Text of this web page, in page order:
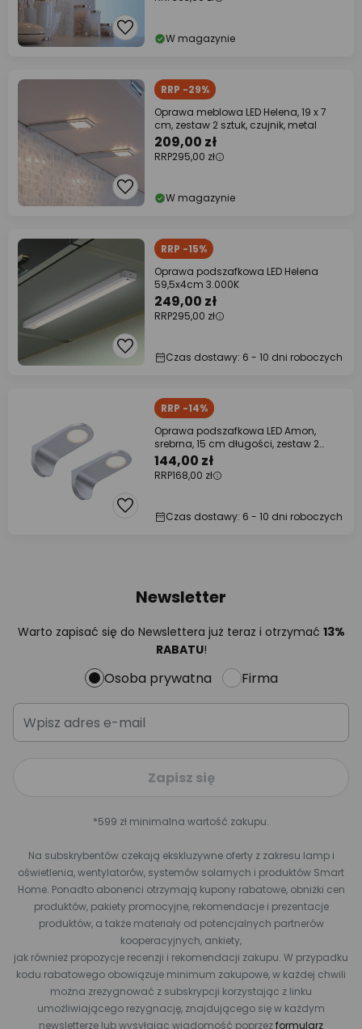
W magazynie
RRP -29%
Oprawa meblowa LED Helena, 19 x 7
cm, zestaw 2 sztuk, czujnik, metal
209,00 zł
RRP295,00 zł
W magazynie
RRP -15%
Oprawa podszafkowa LED Helena
59,5x4cm 3.000K
249,00 zł
RRP295,00 zł
Czas dostawy: 6 - 10 dni roboczych
RRP -14%
Oprawa podszafkowa LED Amon,
srebrna, 15 cm długości, zestaw 2
sztuk, ściemniana
144,00 zł
RRP168,00 zł
Czas dostawy: 6 - 10 dni roboczych
Newsletter
Warto zapisać się do Newslettera już teraz i otrzymać 13%
RABATU!
Osoba prywatna Firma
Zapisz się
*599 zł minimalna wartość zakupu.
Na subskrybentów czekają ekskluzywne oferty z zakresu lamp i
oświetlenia, wentylatorów, systemów solarnych i produktów Smart
Home. Ponadto abonenci otrzymają kupony rabatowe, obniżki cen
produktów, pakiety promocyjne, rekomendacje i prezentacje
produktów, a także materiały od potencjalnych partnerów
kooperacyjnych, ankiety,
jak również propozycje recenzji i rekomendacji zakupu. W przypadku
kodu rabatowego obowiązuje minimum zakupowe, w każdej chwili
można zrezygnować z subskrypcji korzystając z linku
umożliwiającego rezygnację, znajdującego się w każdym
newsletterze lub wysyłając wiadomość poprzezformularz